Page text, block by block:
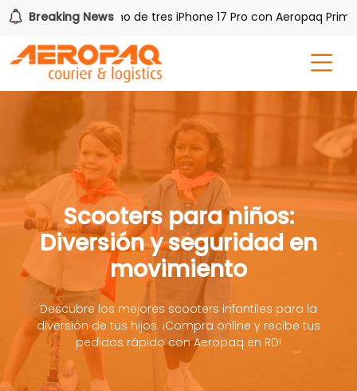
Breaking News
Gana uno de tres iPhone 17 Pro con Aeropaq Prime
Scooters para niños:
Diversión y seguridad en
movimiento
Descubre los mejores scooters infantiles para la
diversión de tus hijos. ¡Compra online y recibe tus
pedidos rápido con Aeropaq en RD!